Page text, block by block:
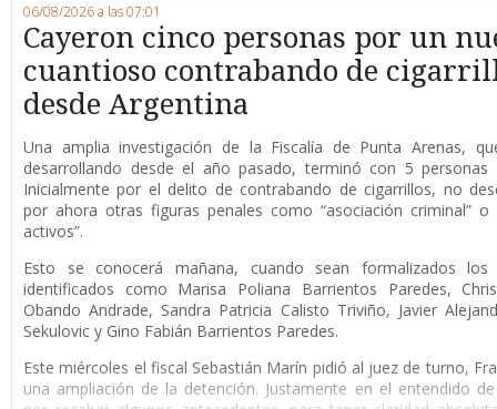
06/08/2026 a las 07:01
Cayeron cinco personas por un
cuantioso contrabando de
desde Argentina
Una amplia investigación de la Fiscalía de Punta Arenas,
desarrollando desde el año pasado, terminó con 5 personas
Inicialmente por el delito de contrabando de cigarrillos, no
por ahora otras figuras penales como “asociación criminal” o
activos”.
Esto se conocerá mañana, cuando sean formalizados los
identificados como Marisa Poliana Barrientos Paredes,
Obando Andrade, Sandra Patricia Calisto Triviño, Javier
Sekulovic y Gino Fabián Barrientos Paredes.
Este miércoles el fiscal Sebastián Marín pidió al juez de turno,
una ampliación de la detención. Justamente en el entendido